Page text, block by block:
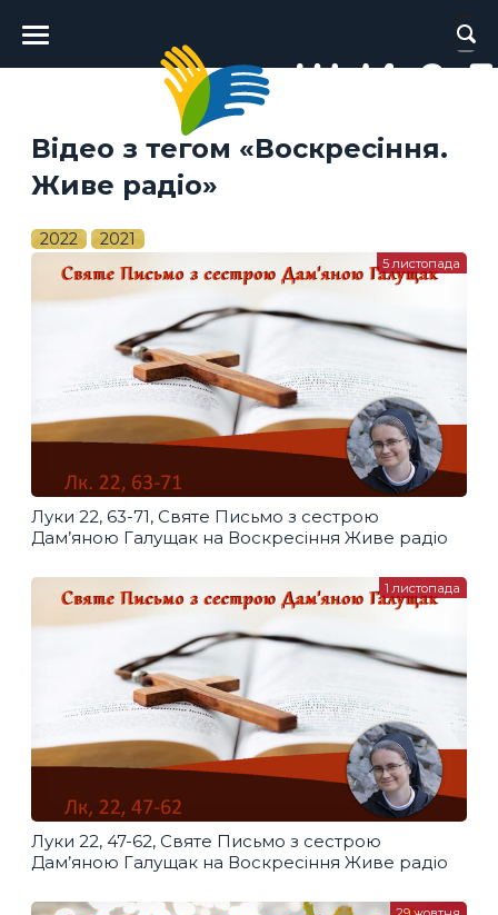
Головне
меню
Відео з тегом «Воскресіння.
Живе радіо»
2022 2021
Луки 22, 63-71, Святе Письмо з сестрою
Дам’яною Галущак​ на Воскресіння Живе радіо
5 листопада
Луки 22, 47-62, Святе Письмо з сестрою
Дам’яною Галущак​ на Воскресіння Живе радіо
1 листопада